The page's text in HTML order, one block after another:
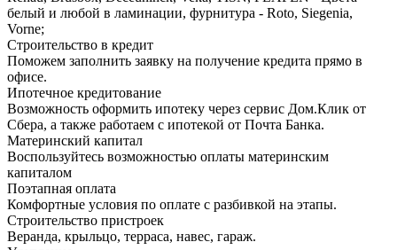
белый и любой в ламинации, фурнитура - Roto, Siegenia,
Vorne;
Строительство в кредит
Поможем заполнить заявку на получение кредита прямо в
офисе.
Ипотечное кредитование
Возможность оформить ипотеку через сервис Дом.Клик от
Сбера, а также работаем с ипотекой от Почта Банка.
Материнский капитал
Воспользуйтесь возможностью оплаты материнским
капиталом
Поэтапная оплата
Комфортные условия по оплате с разбивкой на этапы.
Строительство пристроек
Веранда, крыльцо, терраса, навес, гараж.